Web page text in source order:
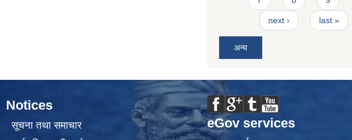
next › last »
अन्य
Notices
सूचना तथा समाचार
eGov services